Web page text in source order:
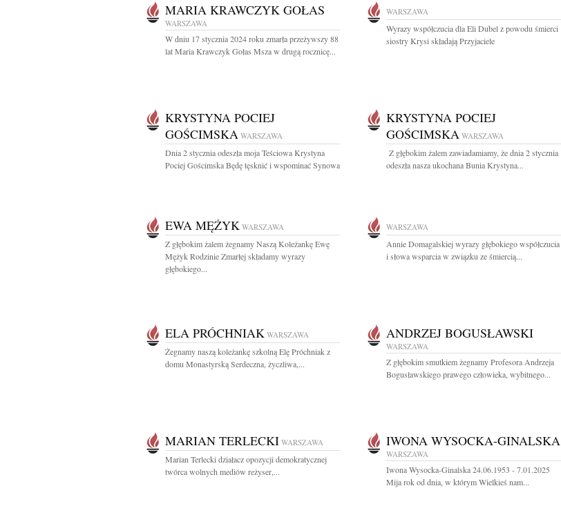
MARIA KRAWCZYK GOŁAS
WARSZAWA
W dniu 17 stycznia 2024 roku zmarła przeżywszy 88
lat Maria Krawczyk Gołas Msza w drugą rocznicę...
WARSZAWA
Wyrazy współczucia dla Eli Dubel z powodu śmierci
siostry Krysi składają Przyjaciele
KRYSTYNA POCIEJ
GOŚCIMSKA WARSZAWA
Dnia 2 stycznia odeszła moja Teściowa Krystyna
Pociej Gościmska Będę tęsknić i wspominać Synowa
KRYSTYNA POCIEJ
GOŚCIMSKA WARSZAWA
Z głębokim żalem zawiadamiamy, że dnia 2 stycznia
odeszła nasza ukochana Bunia Krystyna...
EWA MĘŻYK WARSZAWA
Z głębokim żalem żegnamy Naszą Koleżankę Ewę
Mężyk Rodzinie Zmarłej składamy wyrazy
głębokiego...
WARSZAWA
Annie Domagalskiej wyrazy głębokiego współczucia
i słowa wsparcia w związku ze śmiercią...
ELA PRÓCHNIAK WARSZAWA
Żegnamy naszą koleżankę szkolną Elę Próchniak z
domu Monastyrską Serdeczna, życzliwa,...
ANDRZEJ BOGUSŁAWSKI
WARSZAWA
Z głębokim smutkiem żegnamy Profesora Andrzeja
Bogusławskiego prawego człowieka, wybitnego...
MARIAN TERLECKI WARSZAWA
Marian Terlecki działacz opozycji demokratycznej
twórca wolnych mediów reżyser,...
IWONA WYSOCKA-GINALSKA
WARSZAWA
Iwona Wysocka-Ginalska 24.06.1953 - 7.01.2025
Mija rok od dnia, w którym Wielkieś nam...